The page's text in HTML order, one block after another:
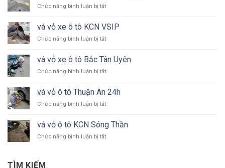
Chức năng bình luận bị tắtở
vỏ
xe
ô
24h
Dương
vá vỏ xe ô tô KCN VSIP
Chức năng bình luận bị tắtở
vỏ
xe
ô
KCN
vá vỏ xe ô tô Bắc Tân Uyên
Chức năng bình luận bị tắtở
vỏ
xe
ô
Bắc
Tân
Uyên
vá vỏ ô tô Thuận An 24h
Chức năng bình luận bị tắtở
ô
tô
vá vỏ ô tô KCN Sóng Thần
Chức năng bình luận bị tắtở
TÌM KIẾM